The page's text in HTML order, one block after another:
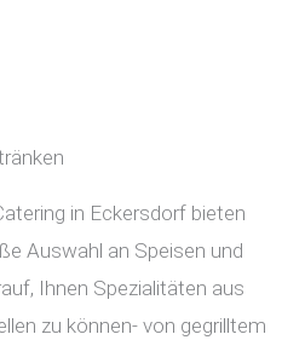
in Eckersdorf bieten
Auswahl an Speisen und
Ihnen Spezialitäten aus
zu können- von gegrilltem